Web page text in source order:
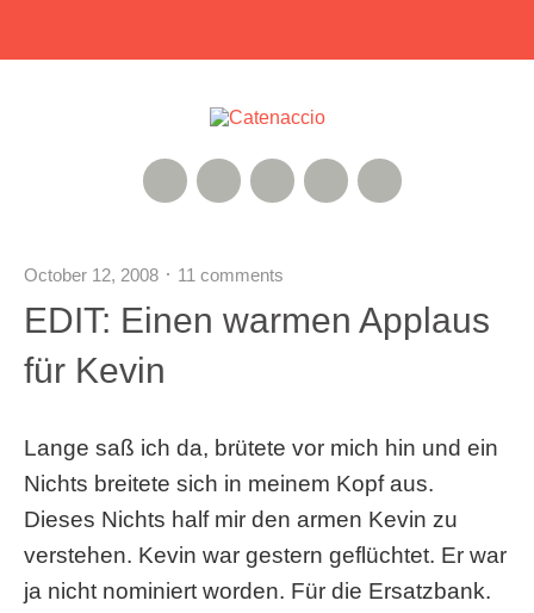
Twitter
Google+
Instagram
Xing
RSS Feed
October 12, 2008 11 comments
EDIT: Einen warmen Applaus
für Kevin
Lange saß ich da, brütete vor mich hin und ein
Nichts breitete sich in meinem Kopf aus.
Dieses Nichts half mir den armen Kevin zu
verstehen. Kevin war gestern geflüchtet. Er war
ja nicht nominiert worden. Für die Ersatzbank.